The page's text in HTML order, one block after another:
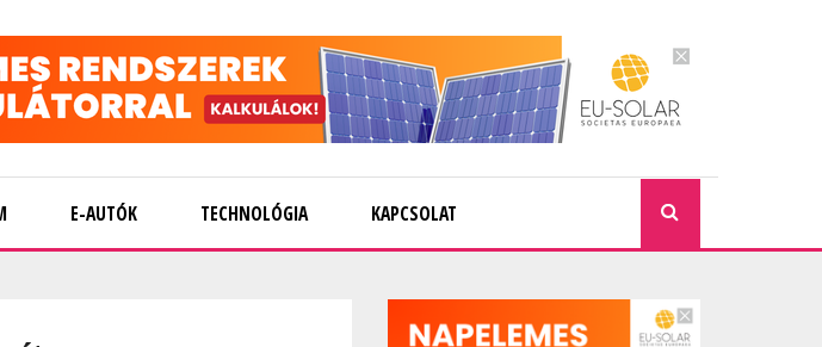
E-AUTÓK TECHNOLÓGIA KAPCSOLAT